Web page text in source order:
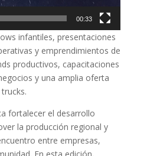
00:33
infantiles, presentaciones
y emprendimientos de
productivos, capacitaciones
y una amplia oferta
fortalecer el desarrollo
la producción regional y
entre empresas,